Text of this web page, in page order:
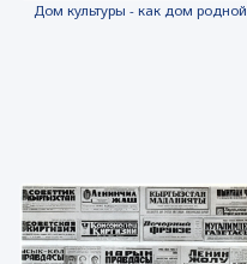
Дом культуры - как дом родной